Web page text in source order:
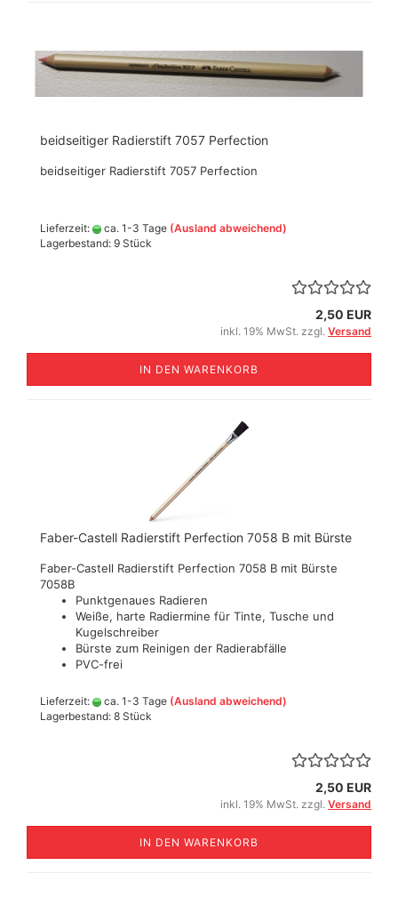
beidseitiger Radierstift 7057 Perfection
beidseitiger Radierstift 7057 Perfection
Lieferzeit: ca. 1-3 Tage (Ausland abweichend)
Lagerbestand: 9 Stück
2,50 EUR
inkl. 19% MwSt. zzgl. Versand
IN DEN WARENKORB
Faber-Castell Radierstift Perfection 7058 B mit Bürste
Faber-Castell Radierstift Perfection 7058 B mit Bürste
7058B
Punktgenaues Radieren
Weiße, harte Radiermine für Tinte, Tusche und
Kugelschreiber
Bürste zum Reinigen der Radierabfälle
PVC-frei
Lieferzeit: ca. 1-3 Tage (Ausland abweichend)
Lagerbestand: 8 Stück
2,50 EUR
inkl. 19% MwSt. zzgl. Versand
IN DEN WARENKORB